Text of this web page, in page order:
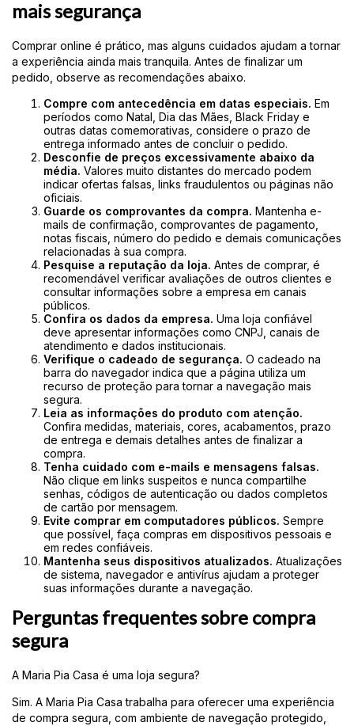
mais segurança
Comprar online é prático, mas alguns cuidados ajudam a tornar
a experiência ainda mais tranquila. Antes de finalizar um
pedido, observe as recomendações abaixo.
Compre com antecedência em datas especiais. Em
períodos como Natal, Dia das Mães, Black Friday e
outras datas comemorativas, considere o prazo de
entrega informado antes de concluir o pedido.
Desconfie de preços excessivamente abaixo da
média. Valores muito distantes do mercado podem
indicar ofertas falsas, links fraudulentos ou páginas não
oficiais.
Guarde os comprovantes da compra. Mantenha e-
mails de confirmação, comprovantes de pagamento,
notas fiscais, número do pedido e demais comunicações
relacionadas à sua compra.
Pesquise a reputação da loja. Antes de comprar, é
recomendável verificar avaliações de outros clientes e
consultar informações sobre a empresa em canais
públicos.
Confira os dados da empresa. Uma loja confiável
deve apresentar informações como CNPJ, canais de
atendimento e dados institucionais.
Verifique o cadeado de segurança. O cadeado na
barra do navegador indica que a página utiliza um
recurso de proteção para tornar a navegação mais
segura.
Leia as informações do produto com atenção.
Confira medidas, materiais, cores, acabamentos, prazo
de entrega e demais detalhes antes de finalizar a
compra.
Tenha cuidado com e-mails e mensagens falsas.
Não clique em links suspeitos e nunca compartilhe
senhas, códigos de autenticação ou dados completos
de cartão por mensagem.
Evite comprar em computadores públicos. Sempre
que possível, faça compras em dispositivos pessoais e
em redes confiáveis.
Mantenha seus dispositivos atualizados. Atualizações
de sistema, navegador e antivírus ajudam a proteger
suas informações durante a navegação.
Perguntas frequentes sobre compra
segura
A Maria Pia Casa é uma loja segura?
Sim. A Maria Pia Casa trabalha para oferecer uma experiência
de compra segura, com ambiente de navegação protegido,